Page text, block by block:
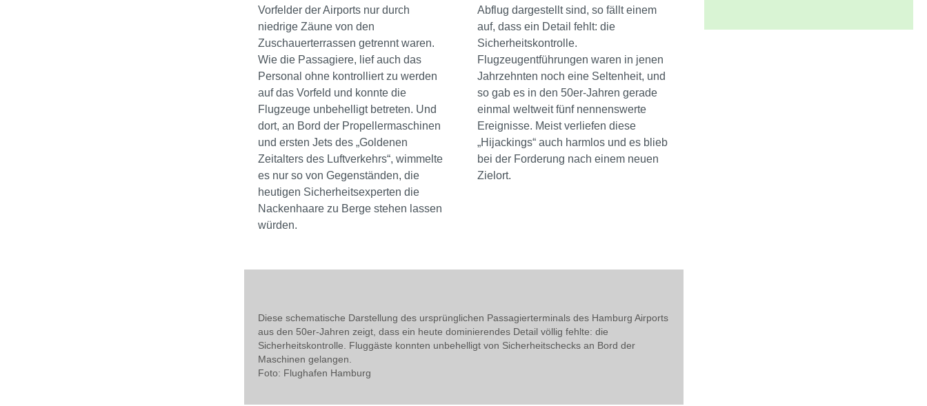
Vorfelder der Airports nur durch
niedrige Zäune von den
Zuschauerterrassen getrennt waren.
Wie die Passagiere, lief auch das
Personal ohne kontrolliert zu werden
auf das Vorfeld und konnte die
Flugzeuge unbehelligt betreten. Und
dort, an Bord der Propellermaschinen
und ersten Jets des „Goldenen
Zeitalters des Luftverkehrs“, wimmelte
es nur so von Gegenständen, die
heutigen Sicherheitsexperten die
Nackenhaare zu Berge stehen lassen
würden.
Abflug dargestellt sind, so fällt einem
auf, dass ein Detail fehlt: die
Sicherheitskontrolle.
Flugzeugentführungen waren in jenen
Jahrzehnten noch eine Seltenheit, und
so gab es in den 50er-Jahren gerade
einmal weltweit fünf nennenswerte
Ereignisse. Meist verliefen diese
„Hijackings“ auch harmlos und es blieb
bei der Forderung nach einem neuen
Zielort.
Diese schematische Darstellung des ursprünglichen Passagierterminals des Hamburg Airports
aus den 50er-Jahren zeigt, dass ein heute dominierendes Detail völlig fehlte: die
Sicherheitskontrolle. Fluggäste konnten unbehelligt von Sicherheitschecks an Bord der
Maschinen gelangen.
Foto: Flughafen Hamburg